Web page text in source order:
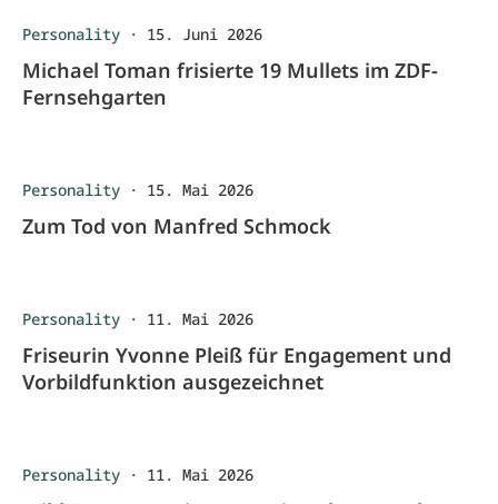
Personality · 15. Juni 2026
Michael Toman frisierte 19 Mullets im ZDF-
Fernsehgarten
Personality · 15. Mai 2026
Zum Tod von Manfred Schmock
Personality · 11. Mai 2026
Friseurin Yvonne Pleiß für Engagement und
Vorbildfunktion ausgezeichnet
Personality · 11. Mai 2026